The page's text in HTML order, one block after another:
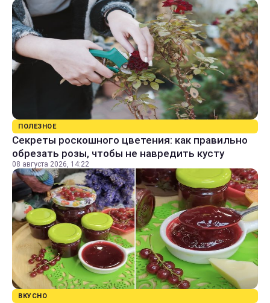
ПОЛЕЗНОЕ
Секреты роскошного цветения: как правильно
обрезать розы, чтобы не навредить кусту
08 августа 2026, 14:22
ВКУСНО